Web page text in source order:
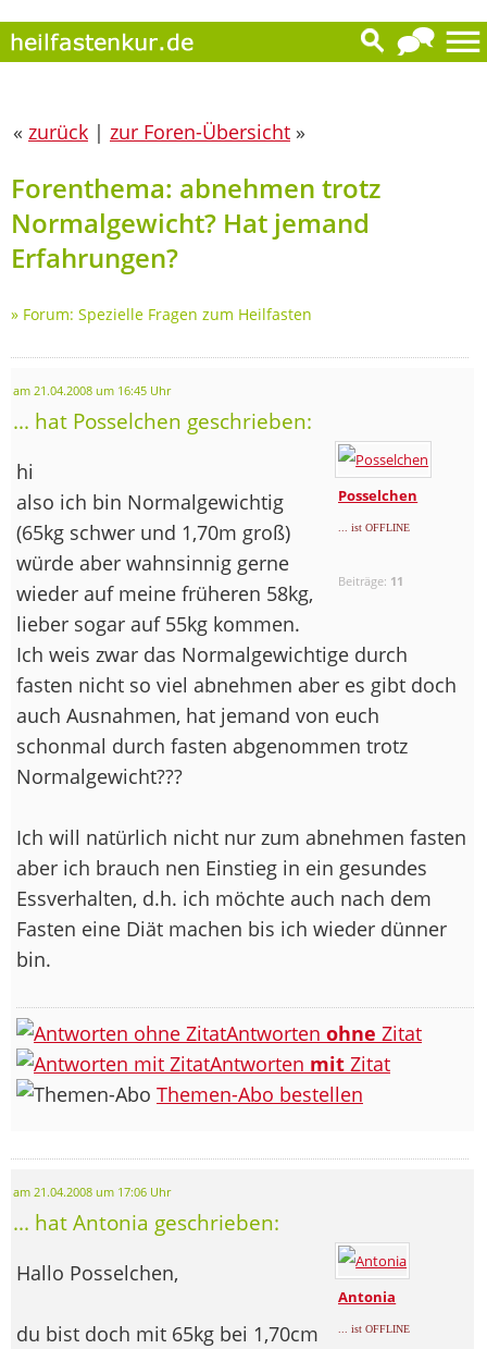
« zurück | zur Foren-Übersicht »
Forenthema: abnehmen trotz
Normalgewicht? Hat jemand
Erfahrungen?
» Forum: Spezielle Fragen zum Heilfasten
am 21.04.2008 um 16:45 Uhr
... hat Posselchen geschrieben:
Posselchen
... ist OFFLINE
Beiträge: 11
hi
also ich bin Normalgewichtig
(65kg schwer und 1,70m groß)
würde aber wahnsinnig gerne
wieder auf meine früheren 58kg,
lieber sogar auf 55kg kommen.
Ich weis zwar das Normalgewichtige durch
fasten nicht so viel abnehmen aber es gibt doch
auch Ausnahmen, hat jemand von euch
schonmal durch fasten abgenommen trotz
Normalgewicht???
Ich will natürlich nicht nur zum abnehmen fasten
aber ich brauch nen Einstieg in ein gesundes
Essverhalten, d.h. ich möchte auch nach dem
Fasten eine Diät machen bis ich wieder dünner
bin.
Antworten ohne Zitat
Antworten mit Zitat
Themen-Abo bestellen
am 21.04.2008 um 17:06 Uhr
... hat Antonia geschrieben:
Antonia
... ist OFFLINE
Hallo Posselchen,
du bist doch mit 65kg bei 1,70cm